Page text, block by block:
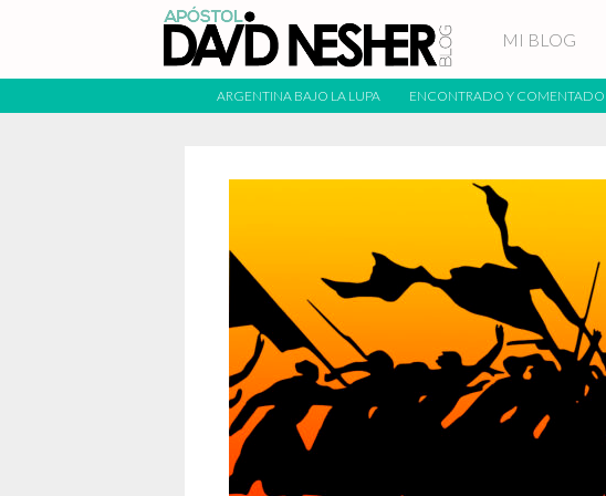
MI BLOG
ARGENTINA BAJO LA LUPA ENCONTRADO Y COMENTADO